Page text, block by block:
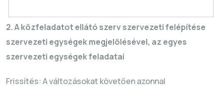
2. A közfeladatot ellátó szerv szervezeti felépítése
szervezeti egységek megjelölésével, az egyes
szervezeti egységek feladatai
Frissítés: A változásokat követően azonnal